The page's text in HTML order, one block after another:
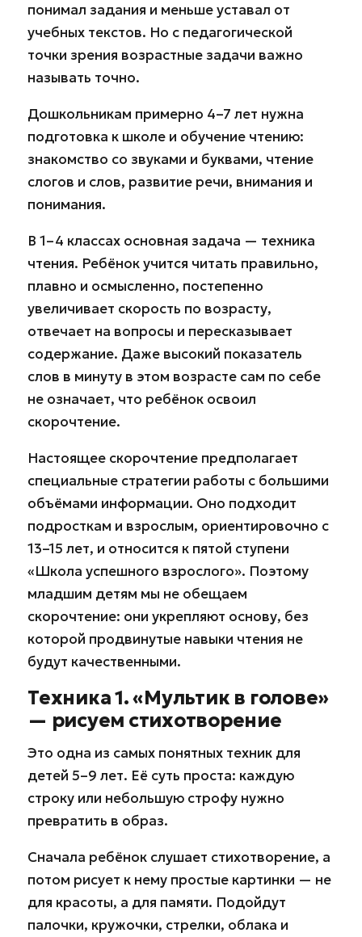
понимал задания и меньше уставал от
учебных текстов. Но с педагогической
точки зрения возрастные задачи важно
называть точно.
Дошкольникам примерно 4–7 лет нужна
подготовка к школе и обучение чтению:
знакомство со звуками и буквами, чтение
слогов и слов, развитие речи, внимания и
понимания.
В 1–4 классах основная задача — техника
чтения. Ребёнок учится читать правильно,
плавно и осмысленно, постепенно
увеличивает скорость по возрасту,
отвечает на вопросы и пересказывает
содержание. Даже высокий показатель
слов в минуту в этом возрасте сам по себе
не означает, что ребёнок освоил
скорочтение.
Настоящее скорочтение предполагает
специальные стратегии работы с большими
объёмами информации. Оно подходит
подросткам и взрослым, ориентировочно с
13–15 лет, и относится к пятой ступени
«Школа успешного взрослого». Поэтому
младшим детям мы не обещаем
скорочтение: они укрепляют основу, без
которой продвинутые навыки чтения не
будут качественными.
Техника 1. «Мультик в голове»
— рисуем стихотворение
Это одна из самых понятных техник для
детей 5–9 лет. Её суть проста: каждую
строку или небольшую строфу нужно
превратить в образ.
Сначала ребёнок слушает стихотворение, а
потом рисует к нему простые картинки — не
для красоты, а для памяти. Подойдут
палочки, кружочки, стрелки, облака и